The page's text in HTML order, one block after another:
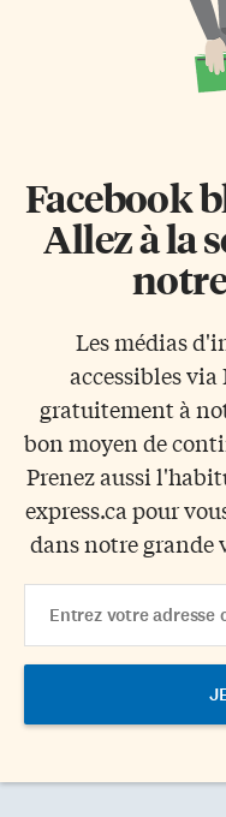
Facebook
Allez à la
Les médias
accessibles
gratuitement à
bon moyen de
Prenez aussi
express.ca pour
dans notre grande
Address